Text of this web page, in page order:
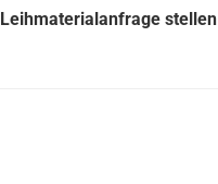
Leihmaterialanfrage stellen